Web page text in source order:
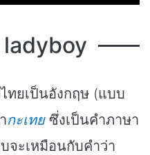
ทยเป็นอังกฤษ (แบบ
กะเทยซึ่งเป็นคำภาษา
จะเหมือนกับคำว่า